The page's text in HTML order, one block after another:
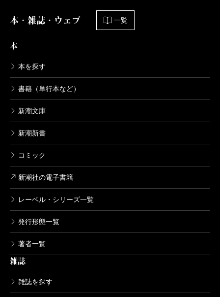
本・雑誌・ウェブ 一覧
本
本を探す
書籍（単行本など）
新潮文庫
新潮新書
コミック
新潮社の電子書籍
レーベル・シリーズ一覧
発行形態一覧
著者一覧
雑誌
雑誌を探す